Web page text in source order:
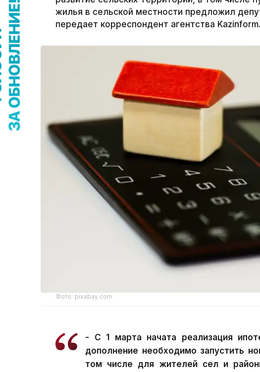
жилья в сельской местности предложил
передает корреспондент агентства Kazinform.
Фото: pixabay.com
- С 1 марта начата реализация
дополнение необходимо запустить
том числе для жителей сел и